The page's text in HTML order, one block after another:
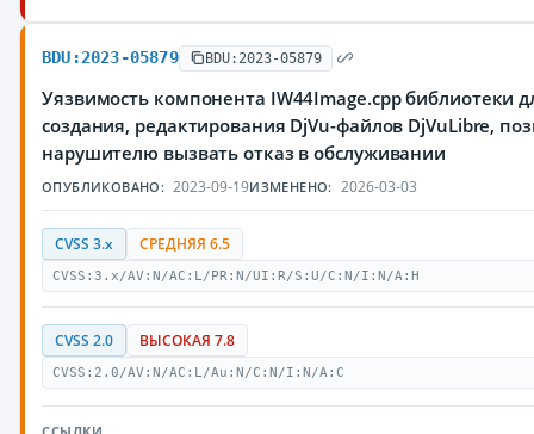
BDU:2023-05879 BDU:2023-05879
Уязвимость компонента IW44Image.cpp библиотеки
создания, редактирования DjVu-файлов DjVuLibre,
нарушителю вызвать отказ в обслуживании
ОПУБЛИКОВАНО: 2023-09-19ИЗМЕНЕНО: 2026-03-03
CVSS 3.x СРЕДНЯЯ 6.5
CVSS:3.x/AV:N/AC:L/PR:N/UI:R/S:U/C:N/I:N/A:H
CVSS 2.0 ВЫСОКАЯ 7.8
CVSS:2.0/AV:N/AC:L/Au:N/C:N/I:N/A:C